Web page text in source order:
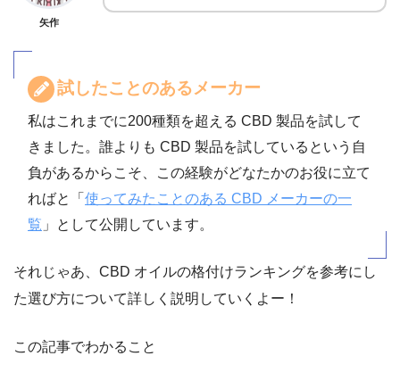
矢作
試したことのあるメーカー
私はこれまでに200種類を超える CBD 製品を試して
きました。誰よりも CBD 製品を試しているという自
負があるからこそ、この経験がどなたかのお役に立て
ればと「 使ってみたことのある CBD メーカーの一
覧 」として公開しています。
それじゃあ、CBD オイルの格付けランキングを参考にし
た選び方について詳しく説明していくよー！
この記事でわかること